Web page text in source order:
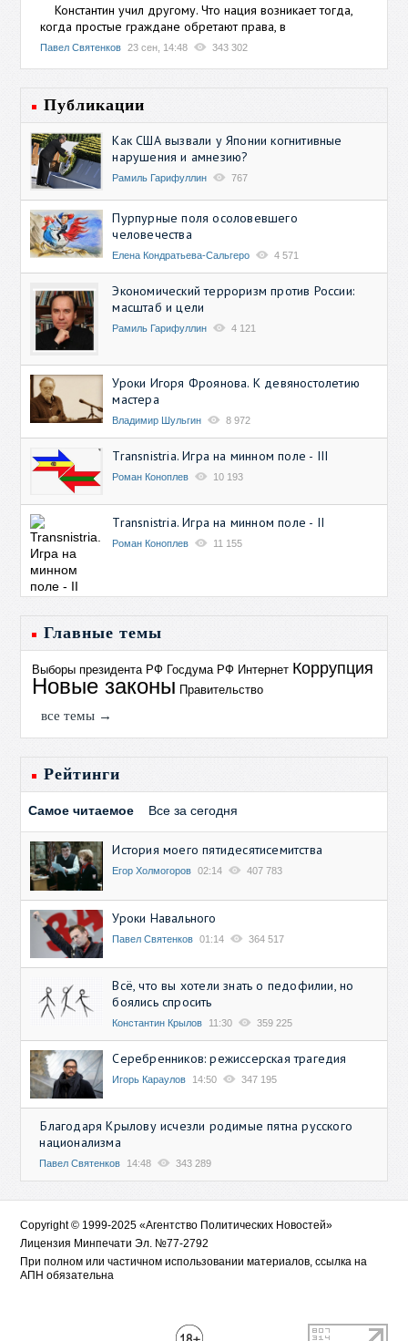
Константин учил другому. Что нация возникает тогда,
когда простые граждане обретают права, в
Павел Святенков 23 сен, 14:48 343 302
Публикации
Как США вызвали у Японии когнитивные
нарушения и амнезию?
Рамиль Гарифуллин 767
Пурпурные поля осоловевшего
человечества
Елена Кондратьева-Сальгеро 4 571
Экономический терроризм против России:
масштаб и цели
Рамиль Гарифуллин 4 121
Уроки Игоря Фроянова. К девяностолетию
мастера
Владимир Шульгин 8 972
Transnistria. Игра на минном поле - III
Роман Коноплев 10 193
Transnistria. Игра на минном поле - II
Роман Коноплев 11 155
Главные темы
Выборы президента РФ Госдума РФ Интернет Коррупция
Новые законы Правительство
все темы →
Рейтинги
Самое читаемое Все за сегодня
История моего пятидесятисемитства
Егор Холмогоров 02:14 407 783
Уроки Навального
Павел Святенков 01:14 364 517
Всё, что вы хотели знать о педофилии, но
боялись спросить
Константин Крылов 11:30 359 225
Серебренников: режиссерская трагедия
Игорь Караулов 14:50 347 195
Благодаря Крылову исчезли родимые пятна русского
национализма
Павел Святенков 14:48 343 289
Copyright © 1999-2025 «Агентство Политических Новостей»
Лицензия Минпечати Эл. №77-2792
При полном или частичном использовании материалов, ссылка на
АПН обязательна